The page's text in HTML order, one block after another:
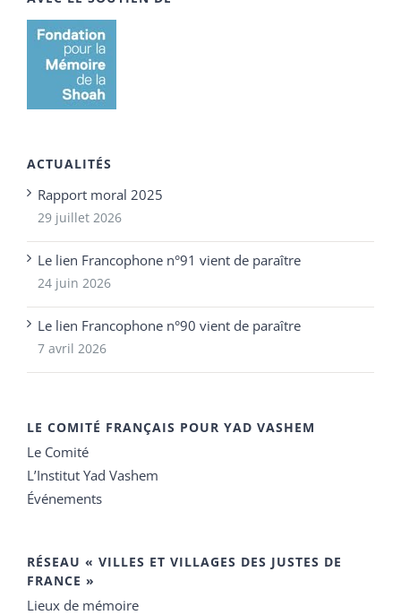
ACTUALITÉS
Rapport moral 2025
29 juillet 2026
Le lien Francophone n°91 vient de paraître
24 juin 2026
Le lien Francophone n°90 vient de paraître
7 avril 2026
LE COMITÉ FRANÇAIS POUR YAD VASHEM
Le Comité
L’Institut Yad Vashem
Événements
RÉSEAU « VILLES ET VILLAGES DES JUSTES DE
FRANCE »
Lieux de mémoire